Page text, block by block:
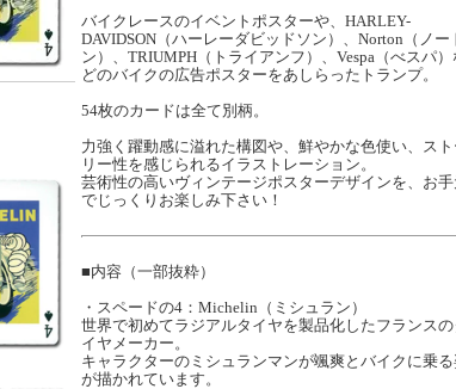
バイクレースのイベントポスターや、HARLEY-
DAVIDSON（ハーレーダビッドソン）、Norton（ノー
ン）、TRIUMPH（トライアンフ）、Vespa（べスパ）
どのバイクの広告ポスターをあしらったトランプ。
54枚のカードは全て別柄。
力強く躍動感に溢れた構図や、鮮やかな色使い、スト
リー性を感じられるイラストレーション。
芸術性の高いヴィンテージポスターデザインを、お手
でじっくりお楽しみ下さい！
■内容（一部抜粋）
・スペードの4：Michelin（ミシュラン）
世界で初めてラジアルタイヤを製品化したフランスの
イヤメーカー。
キャラクターのミシュランマンが颯爽とバイクに乗る
が描かれています。